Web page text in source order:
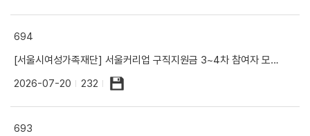
694
[서울시여성가족재단] 서울커리업 구직지원금 3~4차 참여자 모집 안내
2026-07-20
232
693